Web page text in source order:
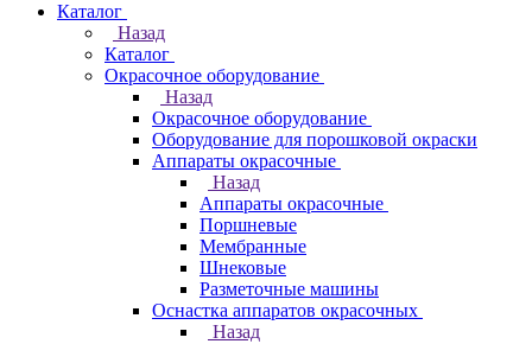
Каталог
Назад
Каталог
Окрасочное оборудование
Назад
Окрасочное оборудование
Оборудование для порошковой окраски
Аппараты окрасочные
Назад
Аппараты окрасочные
Поршневые
Мембранные
Шнековые
Разметочные машины
Оснастка аппаратов окрасочных
Назад